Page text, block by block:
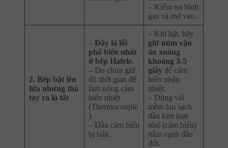
– Kiểm tra bình
gas và mở van.
2. Bếp bật lên
lửa nhưng thả
tay ra là tắt
– Đây là lỗi
phổ biến nhất
ở bếp Hafele.
– Do chưa giữ
đủ thời gian để
làm nóng cảm
biến nhiệt
(Thermocouple
).
– Đầu cảm biến
bị bẩn.
– Khi bật, hãy
giữ núm vặn
ấn xuống
khoảng 3-5
giây để cảm
biến nhận
nhiệt.
– Dùng vải
mềm lau sạch
đầu kim loại
nhỏ (cảm biến)
nằm cạnh đầu
đốt.